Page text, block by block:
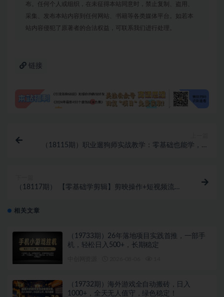
布。任何个人或组织，在未征得本站同意时，禁止复制、盗用、
采集、发布本站内容到任何网站、书籍等各类媒体平台。如若本
站内容侵犯了原著者的合法权益，可联系我们进行处理。
链接
（18115期）职业遛狗师实战教学：零基础也能学，专
（18117期） 【零基础学剪辑】剪映操作+短视频流量
相关文章
（19733期）26年落地项目实践首推，一部手
机，轻松日入500+，长期稳定
（19732期）海外游戏全自动搬砖，日入
1000+，全天无人值守，绿色稳定！